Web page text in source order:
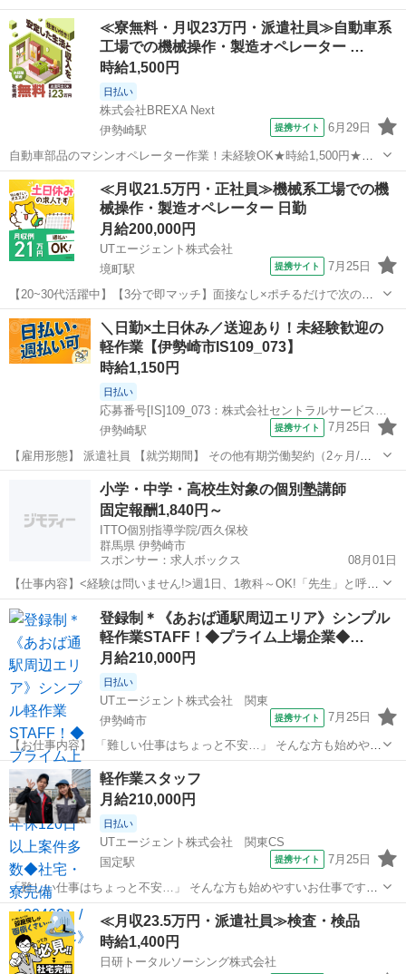
≪寮無料・月収23万円・派遣社員≫自動車系
工場での機械操作・製造オペレーター …
時給1,500円
日払い
株式会社BREXA Next
伊勢崎駅
提携サイト 6月29日
自動車部品のマシンオペレーター作業！未経験OK★時給1,500円★正
社員登用制度あり◎備品付きワンルーム寮完備★年間休日174日！日払
い制度あり！マイカー通勤OK＆無料駐車場あり◎作業着無償貸与
★《群馬県伊勢崎市》 人気の...
群馬 伊勢崎市 伊勢崎駅 その他
≪月収21.5万円・正社員≫機械系工場での機
械操作・製造オペレーター 日勤
月給200,000円
UTエージェント株式会社
境町駅
提携サイト 7月25日
【20~30代活躍中】【3分で即マッチ】面接なし×ポチるだけで次の仕
事に出会える！【日勤＆土日休み】機械メンテナンスの補助のお仕事♪
未経験歓迎◎残業少なめ☆定着率良好な職場！《Jbdm1-AC》 詳細情
報 ◇金属加工処理設...
群馬 伊勢崎市 境町駅 その他
＼日勤×土日休み／送迎あり！未経験歓迎の
軽作業【伊勢崎市IS109_073】
時給1,150円
日払い
伊勢崎駅
提携サイト 7月25日
【雇用形態】 派遣社員 【就労期間】 その他有期労働契約（2ヶ月/更
新の可能性あり） ※状況により変動あり 【給与】 時給1150円 【勤務
時間】 8：30～17：45（休憩75分） 実働8時間 【休日休暇】 土日...
伊勢崎市 伊勢崎駅 その他
小学・中学・高校生対象の個別塾講師
固定報酬1,840円～
ITTO個別指導学院/西久保校
群馬県 伊勢崎市
スポンサー：求人ボックス
08月01日
【仕事内容】<経験は問いません!>週1日、1教科～OK!「先生」と呼ば
れる仕事、始めませんか? <服装> 原則スーツ着用(クールビズ制度導
入)です。 詳しくは採用担当者にお問い合わせください。 この求人は
職業紹介事業者による紹介求...
アルバイト・パート
登録制＊《あおば通駅周辺エリア》シンプル
軽作業STAFF！◆プライム上場企業◆…
月給210,000円
日払い
UTエージェント株式会社 関東
伊勢崎市
提携サイト 7月25日
【お仕事内容】 「難しい仕事はちょっと不安…」 そんな方も始めやす
いお仕事です！ 商品の仕分けや梱包、シール貼りなど、覚えやすいシ
ンプル作業が中心。モクモクと作業するのが好きな方にもおすすめで
す。 ほかにもこんなお仕事を...
群馬 伊勢崎市 仕分け
軽作業スタッフ
月給210,000円
日払い
UTエージェント株式会社 関東CS
国定駅
提携サイト 7月25日
「難しい仕事はちょっと不安…」 そんな方も始めやすいお仕事です！
商品の仕分けや梱包、シール貼りなど、覚えやすいシンプル作業が中
心。モクモクと作業するのが好きな方にもおすすめです。 ほかにもこ
んなお仕事をご紹介！ ・製造...
群馬 伊勢崎市 国定駅 倉庫
≪月収23.5万円・派遣社員≫検査・検品
時給1,400円
日研トータルソーシング株式会社